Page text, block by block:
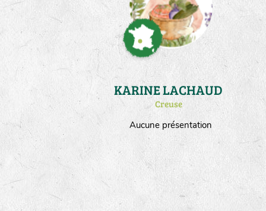
Aucune présentation
KARINE LACHAUD
Creuse